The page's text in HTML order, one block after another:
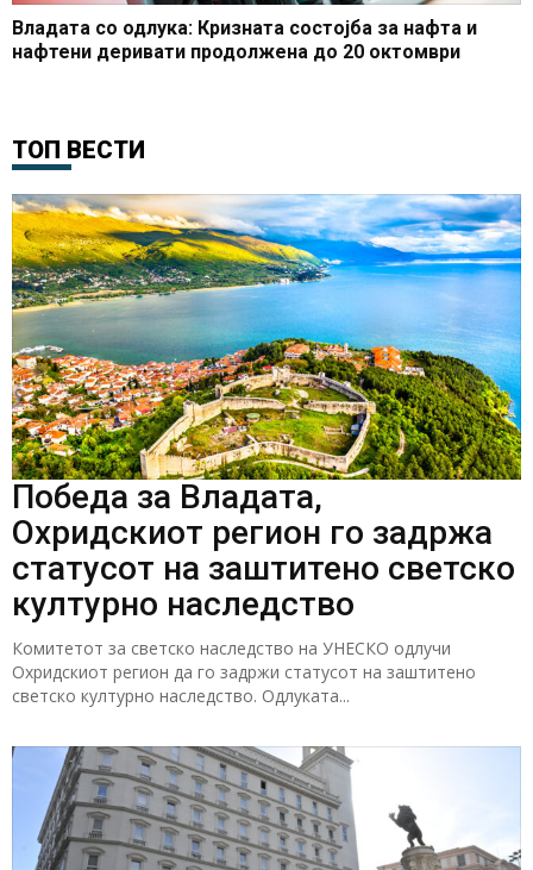
Владата со одлука: Кризната состојба за нафта и
нафтени деривати продолжена до 20 октомври
ТОП ВЕСТИ
Победа за Владата,
Охридскиот регион го задржа
статусот на заштитено светско
културно наследство
Комитетот за светско наследство на УНЕСКО одлучи
Охридскиот регион да го задржи статусот на заштитено
светско културно наследство. Одлуката...